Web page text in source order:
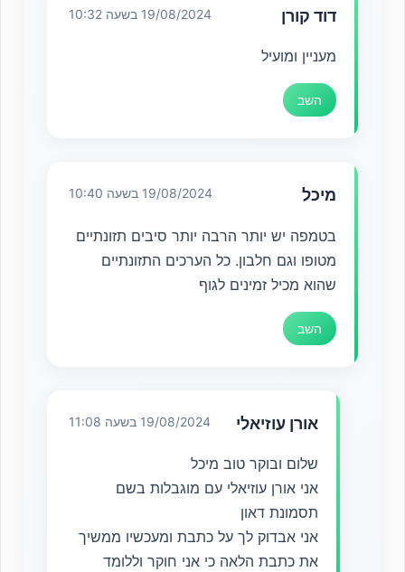
דוד קורן 19/08/2024 בשעה 10:32
מעניין ומועיל
השב
מיכל 19/08/2024 בשעה 10:40
בטמפה יש יותר הרבה יותר סיבים תזונתיים
מטופו וגם חלבון. כל הערכים התזונתיים
שהוא מכיל זמינים לגוף
השב
אורן עוזיאלי 19/08/2024 בשעה 11:08
שלום ובוקר טוב מיכל
אני אורן עוזיאלי עם מוגבלות בשם
תסמונת דאון
אני אבדוק לך על כתבת ומעכשיו ממשיך
את כתבת הלאה כי אני חוקר וללומד